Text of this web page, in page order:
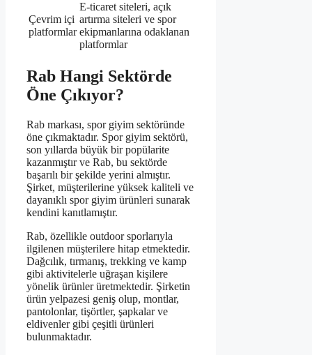
Çevrim içi
platformlar
E-ticaret siteleri, açık
artırma siteleri ve spor
ekipmanlarına odaklanan
platformlar
Rab Hangi Sektörde
Öne Çıkıyor?
Rab markası, spor giyim sektöründe
öne çıkmaktadır. Spor giyim sektörü,
son yıllarda büyük bir popülarite
kazanmıştır ve Rab, bu sektörde
başarılı bir şekilde yerini almıştır.
Şirket, müşterilerine yüksek kaliteli ve
dayanıklı spor giyim ürünleri sunarak
kendini kanıtlamıştır.
Rab, özellikle outdoor sporlarıyla
ilgilenen müşterilere hitap etmektedir.
Dağcılık, tırmanış, trekking ve kamp
gibi aktivitelerle uğraşan kişilere
yönelik ürünler üretmektedir. Şirketin
ürün yelpazesi geniş olup, montlar,
pantolonlar, tişörtler, şapkalar ve
eldivenler gibi çeşitli ürünleri
bulunmaktadır.